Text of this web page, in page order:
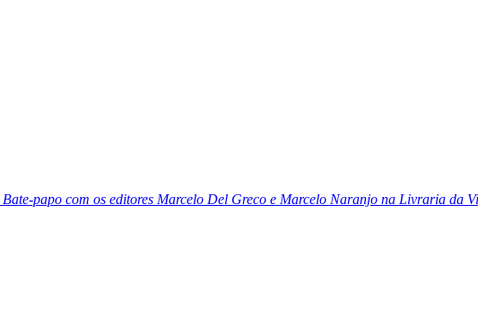
Bate-papo com os editores Marcelo Del Greco e Marcelo Naranjo na Livraria da